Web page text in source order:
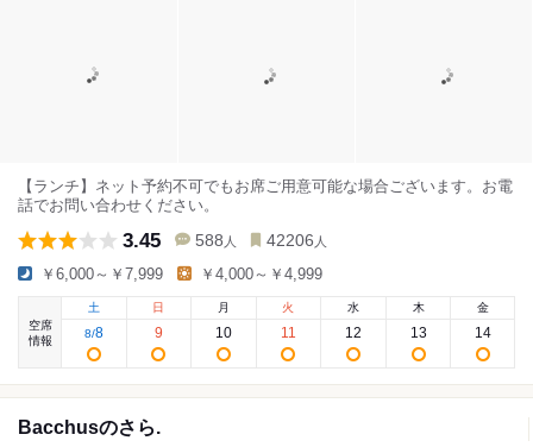
【ランチ】ネット予約不可でもお席ご用意可能な場合ございます。お電
話でお問い合わせください。
3.45 588 人 42206 人
￥6,000～￥7,999 ￥4,000～￥4,999
空席
情報
土
8/8
日
9
月
10
火
11
水
12
木
13
金
14
Bacchusのさら.